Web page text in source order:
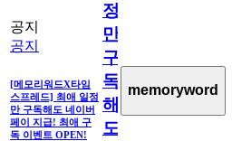
공지
공지
[메모리워드X타임
스프레드] 최애 일정
만 구독해도 네이버
페이 지급! 최애 구
독 이벤트 OPEN!
정
만
구
독
해
도
memoryword